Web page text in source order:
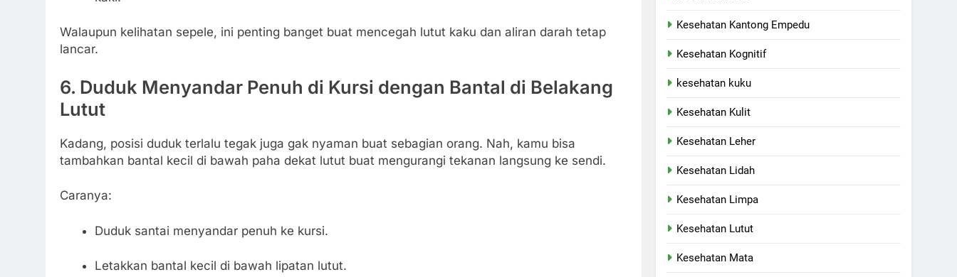
Walaupun kelihatan sepele, ini penting banget buat mencegah lutut kaku dan aliran darah tetap
lancar.
6. Duduk Menyandar Penuh di Kursi dengan Bantal di Belakang
Lutut
Kadang, posisi duduk terlalu tegak juga gak nyaman buat sebagian orang. Nah, kamu bisa
tambahkan bantal kecil di bawah paha dekat lutut buat mengurangi tekanan langsung ke sendi.
Caranya:
Duduk santai menyandar penuh ke kursi.
Letakkan bantal kecil di bawah lipatan lutut.
Kesehatan Kantong Empedu
Kesehatan Kognitif
kesehatan kuku
Kesehatan Kulit
Kesehatan Leher
Kesehatan Lidah
Kesehatan Limpa
Kesehatan Lutut
Kesehatan Mata